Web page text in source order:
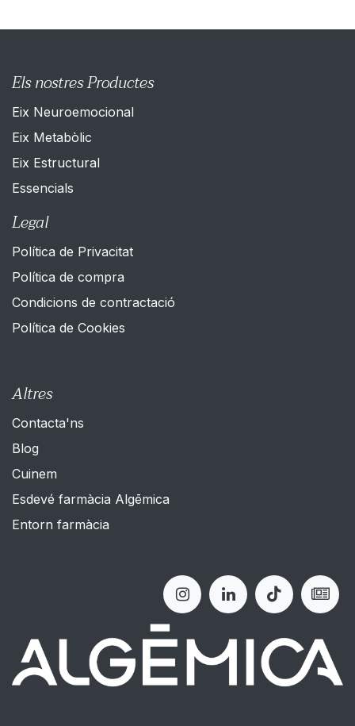
Els nostres Productes
Eix Neuroemocional
Eix Metabòlic
Eix Estructural
Es​sencials
Legal
Política de Privacitat
Política de compra
Condicions de contractació
Política de Cookies
Altres
Contacta'ns
Blog
Cuinem
Esdevé farmàcia Algēmica
Entorn farmàcia